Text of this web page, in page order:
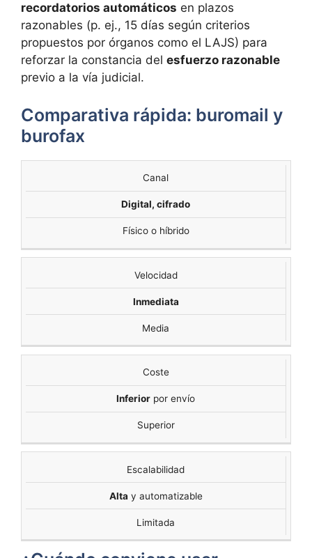
recordatorios automáticos en plazos
razonables (p. ej., 15 días según criterios
propuestos por órganos como el LAJS) para
reforzar la constancia del esfuerzo razonable
previo a la vía judicial.
Comparativa rápida: buromail y
burofax
BUROMAIL
Canal
Digital, cifrado
Físico o híbrido
Velocidad
Inmediata
Media
Coste
Inferior por envío
Superior
Escalabilidad
Alta y automatizable
Limitada